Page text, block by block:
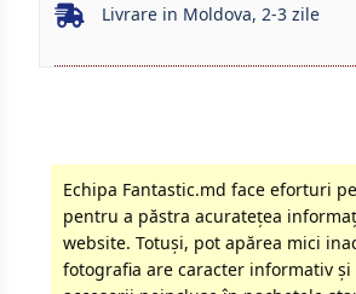
Livrare in Moldova, 2-3 zile
Echipa Fantastic.md face eforturi
pentru a păstra acurateţea
website. Totuși, pot apărea mici
fotografia are caracter informativ